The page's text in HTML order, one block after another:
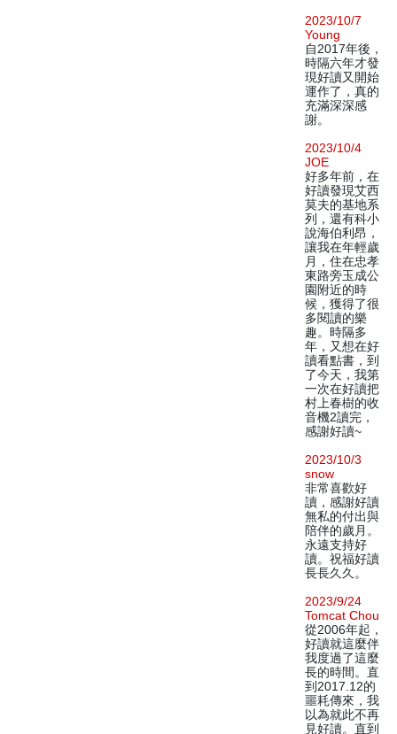
2023/10/7
Young
自2017年後，
時隔六年才發
現好讀又開始
運作了，真的
充滿深深感
謝。
2023/10/4
JOE
好多年前，在
好讀發現艾西
莫夫的基地系
列，還有科小
說海伯利昂，
讓我在年輕歲
月，住在忠孝
東路旁玉成公
園附近的時
候，獲得了很
多閱讀的樂
趣。時隔多
年，又想在好
讀看點書，到
了今天，我第
一次在好讀把
村上春樹的收
音機2讀完，
感謝好讀~
2023/10/3
snow
非常喜歡好
讀，感謝好讀
無私的付出與
陪伴的歲月。
永遠支持好
讀。祝福好讀
長長久久。
2023/9/24
Tomcat Chou
從2006年起，
好讀就這麼伴
我度過了這麼
長的時間。直
到2017.12的
噩耗傳來，我
以為就此不再
見好讀。直到